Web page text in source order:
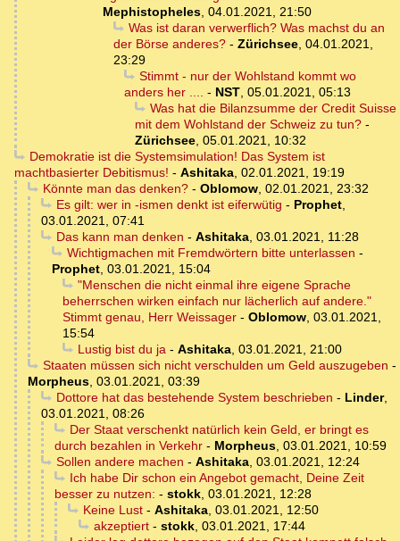
Mephistopheles, 04.01.2021, 21:50
Was ist daran verwerflich? Was machst du an
der Börse anderes? - Zürichsee, 04.01.2021,
23:29
Stimmt - nur der Wohlstand kommt wo
anders her .... - NST, 05.01.2021, 05:13
Was hat die Bilanzsumme der Credit Suisse
mit dem Wohlstand der Schweiz zu tun? -
Zürichsee, 05.01.2021, 10:32
Demokratie ist die Systemsimulation! Das System ist
machtbasierter Debitismus! - Ashitaka, 02.01.2021, 19:19
Könnte man das denken?- Oblomow, 02.01.2021, 23:32
Es gilt: wer in -ismen denkt ist eiferwütig - Prophet,
03.01.2021, 07:41
Das kann man denken - Ashitaka, 03.01.2021, 11:28
Wichtigmachen mit Fremdwörtern bitte unterlassen -
Prophet, 03.01.2021, 15:04
"Menschen die nicht einmal ihre eigene Sprache
beherrschen wirken einfach nur lächerlich auf andere."
Stimmt genau, Herr Weissager - Oblomow, 03.01.2021,
15:54
Lustig bist du ja- Ashitaka, 03.01.2021, 21:00
Staaten müssen sich nicht verschulden um Geld auszugeben -
Morpheus, 03.01.2021, 03:39
Dottore hat das bestehende System beschrieben - Linder,
03.01.2021, 08:26
Der Staat verschenkt natürlich kein Geld, er bringt es
durch bezahlen in Verkehr - Morpheus, 03.01.2021, 10:59
Sollen andere machen - Ashitaka, 03.01.2021, 12:24
Ich habe Dir schon ein Angebot gemacht, Deine Zeit
besser zu nutzen: - stokk, 03.01.2021, 12:28
Keine Lust- Ashitaka, 03.01.2021, 12:50
akzeptiert- stokk, 03.01.2021, 17:44